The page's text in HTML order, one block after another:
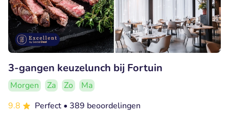
3-gangen keuzelunch bij Fortuin
Morgen Za Zo
Ma
9.8
Perfect • 389 beoordelingen